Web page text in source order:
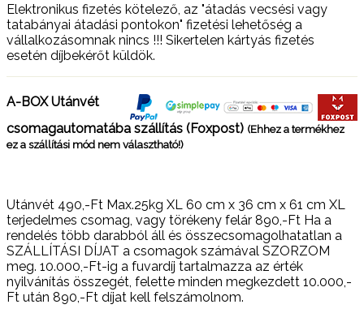
Elektronikus fizetés kötelező, az "átadás vecsési vagy
tatabányai átadási pontokon" fizetési lehetőség a
vállalkozásomnak nincs !!! Sikertelen kártyás fizetés
esetén díjbekérőt küldök.
A-BOX Utánvét
csomagautomatába szállítás (Foxpost) (Ehhez a termékhez
ez a szállítási mód nem választható!)
Utánvét 490,-Ft Max.25kg XL 60 cm x 36 cm x 61 cm XL
terjedelmes csomag, vagy törékeny felár 890,-Ft Ha a
rendelés több darabból áll és összecsomagolhatatlan a
SZÁLLÍTÁSI DÍJAT a csomagok számával SZORZOM
meg. 10.000,-Ft-ig a fuvardíj tartalmazza az érték
nyilvánítás összegét, felette minden megkezdett 10.000,-
Ft után 890,-Ft díjat kell felszámolnom.